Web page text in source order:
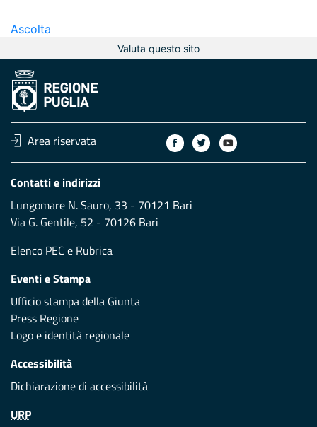
Ascolta
Valuta questo sito
Area riservata
Contatti e indirizzi
Lungomare N. Sauro, 33 - 70121 Bari
Via G. Gentile, 52 - 70126 Bari
Elenco PEC e Rubrica
Eventi e Stampa
Ufficio stampa della Giunta
Press Regione
Logo e identità regionale
Accessibilità
Dichiarazione di accessibilità
URP